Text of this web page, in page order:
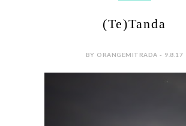
(Te)Tanda
BY ORANGEMITRADA - 9.8.17